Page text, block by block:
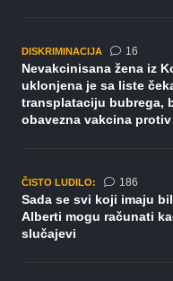
DISKRIMINACIJA 16
Nevakcinisana žena iz
uklonjena je sa liste
transplataciju bubrega,
obavezna vakcina
ČISTO LUDILO: 186
Sada se svi koji imaju
Alberti mogu računati
slučajevi